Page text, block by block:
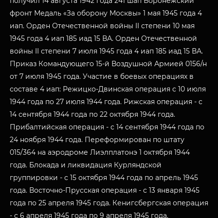
фронт Медаль «За оборону Москвы» 1 мая 1945 года 4
иап. Орден Отечественной войны II степени 10 мая
1945 года 4 иап 185 иад 15 ВА. Орден Отечественной
войны II степени 7 июля 1945 года 4 иап 185 иад 15 ВА.
Приказ Командующего 15-й Воздушной Армией 0156/н
от 7 июля 1945 года. Участие в боевых операциях в
составе 4 иап: Режицко-Двинская операция с 10 июля
1944 года по 27 июля 1944 года. Рижская операция - с
14 сентября 1944 года по 22 октября 1944 года.
Прибалтийская операция - с 14 сентября 1944 года по
24 ноября 1944 года. Переформирован по штату
015/364 на аэродроме Лиэлплатонэ 1 октября 1944
года. Блокада и ликвидация Курляндской
группировки - с 15 октября 1944 года по апрель 1945
года. Восточно-Прусская операция - с 13 января 1945
года по 25 апреля 1945 года. Кенигсбергская операция
- с 6 апреля 1945 года по 9 апреля 1945 года.